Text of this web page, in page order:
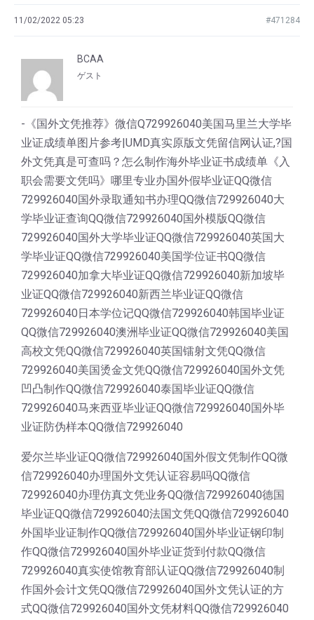
11/02/2022 05:23 #471284
BCAA
ゲスト
-《国外文凭推荐》微信Q729926040美国马里兰大学毕
业证成绩单图片参考|UMD真实原版文凭留信网认证,?国
外文凭真是可查吗？怎么制作海外毕业证书成绩单《入
职会需要文凭吗》哪里专业办国外假毕业证QQ微信
729926040国外录取通知书办理QQ微信729926040大
学毕业证查询QQ微信729926040国外模版QQ微信
729926040国外大学毕业证QQ微信729926040英国大
学毕业证QQ微信729926040美国学位证书QQ微信
729926040加拿大毕业证QQ微信729926040新加坡毕
业证QQ微信729926040新西兰毕业证QQ微信
729926040日本学位记QQ微信729926040韩国毕业证
QQ微信729926040澳洲毕业证QQ微信729926040美国
高校文凭QQ微信729926040英国镭射文凭QQ微信
729926040美国烫金文凭QQ微信729926040国外文凭
凹凸制作QQ微信729926040泰国毕业证QQ微信
729926040马来西亚毕业证QQ微信729926040国外毕
业证防伪样本QQ微信729926040
爱尔兰毕业证QQ微信729926040国外假文凭制作QQ微
信729926040办理国外文凭认证容易吗QQ微信
729926040办理仿真文凭业务QQ微信729926040德国
毕业证QQ微信729926040法国文凭QQ微信729926040
外国毕业证制作QQ微信729926040国外毕业证钢印制
作QQ微信729926040国外毕业证货到付款QQ微信
729926040真实使馆教育部认证QQ微信729926040制
作国外会计文凭QQ微信729926040国外文凭认证的方
式QQ微信729926040国外文凭材料QQ微信729926040